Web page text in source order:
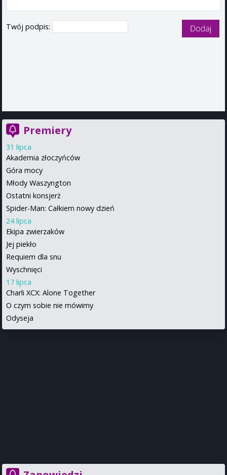
Twój podpis:
Premiery
31 lipca
Akademia złoczyńców
Góra mocy
Młody Waszyngton
Ostatni konsjerż
Spider-Man: Całkiem nowy dzień
24 lipca
Ekipa zwierzaków
Jej piekło
Requiem dla snu
Wyschnięci
17 lipca
Charli XCX: Alone Together
O czym sobie nie mówimy
Odyseja